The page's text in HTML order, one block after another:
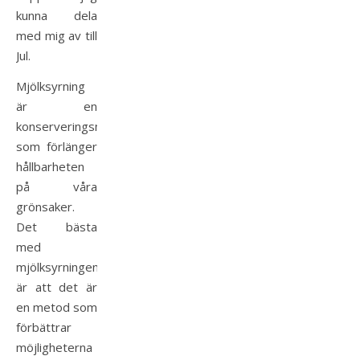
kunna dela
med mig av till
Jul.
Mjölksyrning
är en
konserveringsmetod
som förlänger
hållbarheten
på våra
grönsaker.
Det bästa
med
mjölksyrningen
är att det är
en metod som
förbättrar
möjligheterna